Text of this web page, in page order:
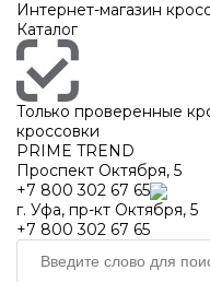
https://m9.by/elektronika/
https://m9.by/elektronika/
комплектующие для пк
Комплектующие для
Интернет-магазин
Каталог
Только проверенные
кроссовки
PRIME TREND
Проспект Октября, 5
+7 800 302 67 65
г. Уфа, пр-кт Октября, 5
+7 800 302 67 65